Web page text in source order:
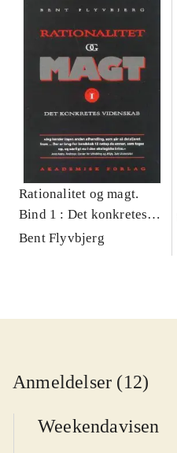
Rationalitet og magt.
Bind 1 : Det konkretes
videnskab
Bent Flyvbjerg
Anmeldelser (12)
Weekendavisen